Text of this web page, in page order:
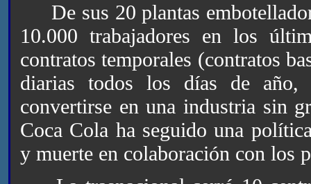
De sus 20 plantas
10.000 trabajadores en los
contratos temporales (contratos
diarias todos los días de
convertirse en una industria sin
Coca Cola ha seguido una
y muerte en colaboración con los